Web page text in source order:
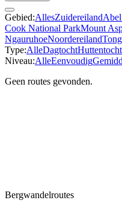
Gebied:AllesZuidereiland
Cook National ParkMount
NgauruhoeNoordereiland
Type:AlleDagtochtHuttentocht
Niveau:AlleEenvoudig
Geen routes gevonden.
Bergwandelroutes